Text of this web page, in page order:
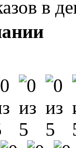
в